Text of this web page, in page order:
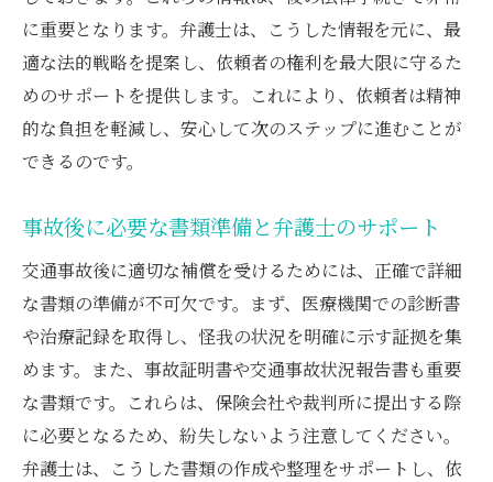
請求術
適切な補償を受けるために弁護士が行うこ
と
補償請求で弁護士が重視するポイント
弁護士が行う補償請求の交渉戦略
の助言
補償請求で弁護士がサポートする具体的な
手順
に重要となります。弁護士は、こうした情報を元に、最
適な法的戦略を提案し、依頼者の権利を最大限に守るた
めのサポートを提供します。これにより、依頼者は精神
的な負担を軽減し、安心して次のステップに進むことが
できるのです。
事故後に必要な書類準備と弁護士のサポート
交通事故後に適切な補償を受けるためには、正確で詳細
な書類の準備が不可欠です。まず、医療機関での診断書
や治療記録を取得し、怪我の状況を明確に示す証拠を集
めます。また、事故証明書や交通事故状況報告書も重要
な書類です。これらは、保険会社や裁判所に提出する際
に必要となるため、紛失しないよう注意してください。
弁護士は、こうした書類の作成や整理をサポートし、依